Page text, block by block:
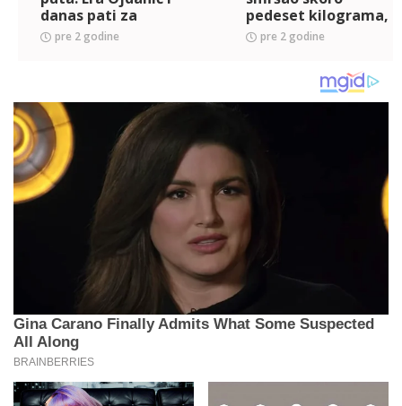
danas pati za
pokojnom
suprugom, a u vezi
pre 2 godine
pedeset kilograma,
a evo šta mu kažu
ljudi
pre 2 godine